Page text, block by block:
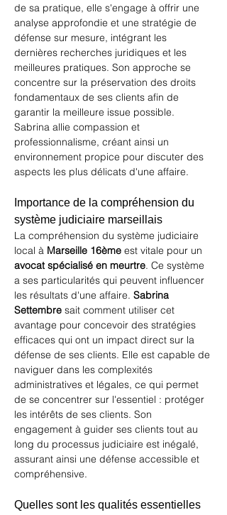
de sa pratique, elle s'engage à offrir une
analyse approfondie et une stratégie de
défense sur mesure, intégrant les
dernières recherches juridiques et les
meilleures pratiques. Son approche se
concentre sur la préservation des droits
fondamentaux de ses clients afin de
garantir la meilleure issue possible.
Sabrina allie compassion et
professionnalisme, créant ainsi un
environnement propice pour discuter des
aspects les plus délicats d'une affaire.
Importance de la compréhension du
système judiciaire marseillais
La compréhension du système judiciaire
local à Marseille 16ème est vitale pour un
avocat spécialisé en meurtre. Ce système
a ses particularités qui peuvent influencer
les résultats d'une affaire. Sabrina
Settembre sait comment utiliser cet
avantage pour concevoir des stratégies
efficaces qui ont un impact direct sur la
défense de ses clients. Elle est capable de
naviguer dans les complexités
administratives et légales, ce qui permet
de se concentrer sur l'essentiel : protéger
les intérêts de ses clients. Son
engagement à guider ses clients tout au
long du processus judiciaire est inégalé,
assurant ainsi une défense accessible et
compréhensive.
Quelles sont les qualités essentielles